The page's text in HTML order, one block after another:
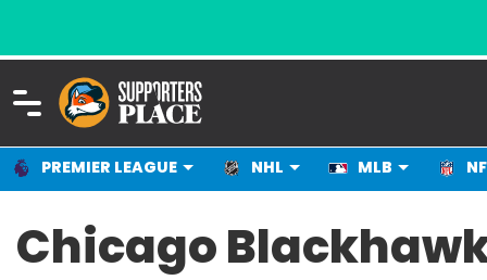
PREMIER LEAGUE NHL MLB
Chicago